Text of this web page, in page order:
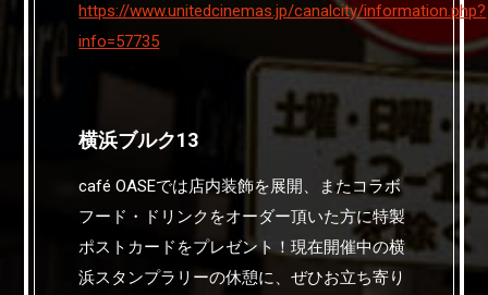
https://www.unitedcinemas.jp/canalcity/information.php?
info=57735
横浜ブルク13
café OASEでは店内装飾を展開、またコラボ
フード・ドリンクをオーダー頂いた方に特製
ポストカードをプレゼント！現在開催中の横
浜スタンプラリーの休憩に、ぜひお立ち寄り